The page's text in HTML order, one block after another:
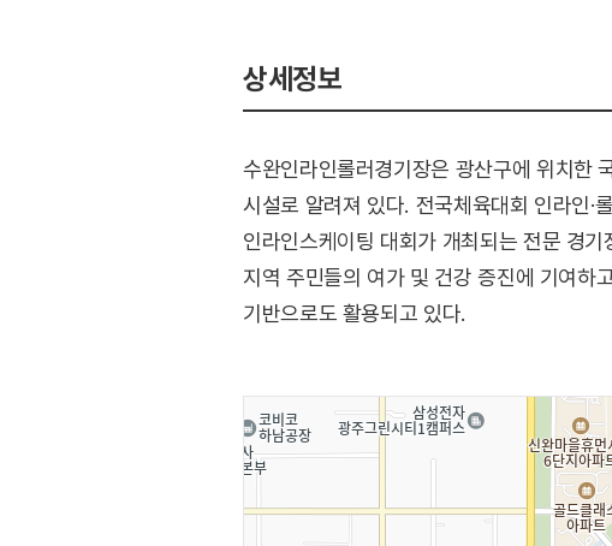
상세정보
수완인라인롤러경기장은 광산구에 위치한
시설로 알려져 있다. 전국체육대회 인라인·
인라인스케이팅 대회가 개최되는 전문 경
지역 주민들의 여가 및 건강 증진에 기여하
기반으로도 활용되고 있다.